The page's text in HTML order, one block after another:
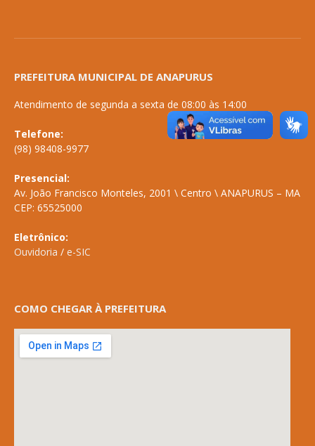
PREFEITURA MUNICIPAL DE ANAPURUS
Atendimento de segunda a sexta de 08:00 às 14:00
Telefone:
(98) 98408-9977
Presencial:
Av. João Francisco Monteles, 2001 \ Centro \ ANAPURUS – MA
CEP: 65525000
Eletrônico:
Ouvidoria / e-SIC
COMO CHEGAR À PREFEITURA